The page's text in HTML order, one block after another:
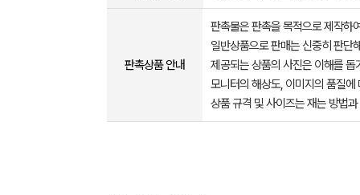
판촉상품 안내
판촉물은 판촉을 목적으로 제작하
일반상품으로 판매는 신중히 판단
제공되는 상품의 사진은 이해를
모니터의 해상도, 이미지의 품질
상품 규격 및 사이즈는 재는 방법